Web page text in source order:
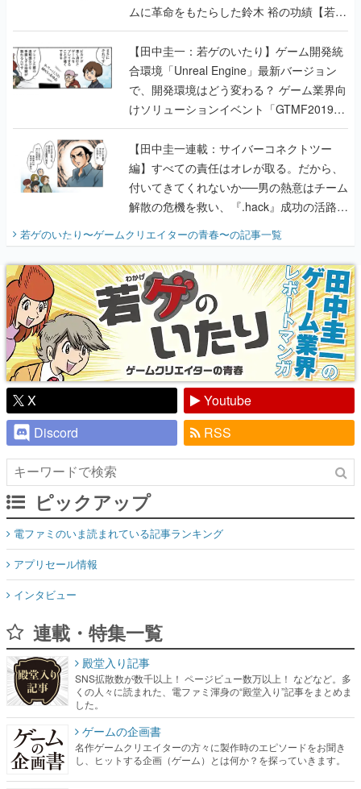
合環境「Unreal Engine」最新バージョン
で、開発環境はどう変わる？ ゲーム業界向
けソリューションイベント「GTMF2019」
に行って、より理解を深めよう【PR】
【田中圭一連載：サイバーコネクトツー
編】すべての責任はオレが取る。だから、
付いてきてくれないか──男の熱意はチーム
解散の危機を救い、『.hack』成功の活路を
開く。業界の快男児・松山 洋に流れる血は
『少年ジャンプ』色だった【若ゲのいた
り】
若ゲのいたり〜ゲームクリエイターの青春〜の記事一覧
X
Youtube
Discord
RSS
ピックアップ
電ファミのいま読まれている記事ランキング
アプリセール情報
インタビュー
連載・特集一覧
くの人々に読まれた、電ファミ渾身の“殿堂入り”記事をまとめま
した。
ゲームの企画書
名作ゲームクリエイターの方々に製作時のエピソードをお聞き
し、ヒットする企画（ゲーム）とは何か？を探っていきます。
赫本
この物語を解いてはいけない。『赫本』は、〈試験問題〉の形
をした短編ホラー小説集です。